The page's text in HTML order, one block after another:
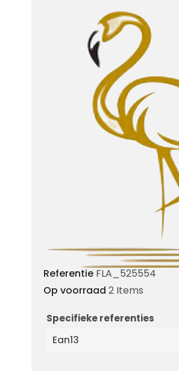
Referentie FLA_525554
Op voorraad 2 Items
Specifieke referenties
Ean13